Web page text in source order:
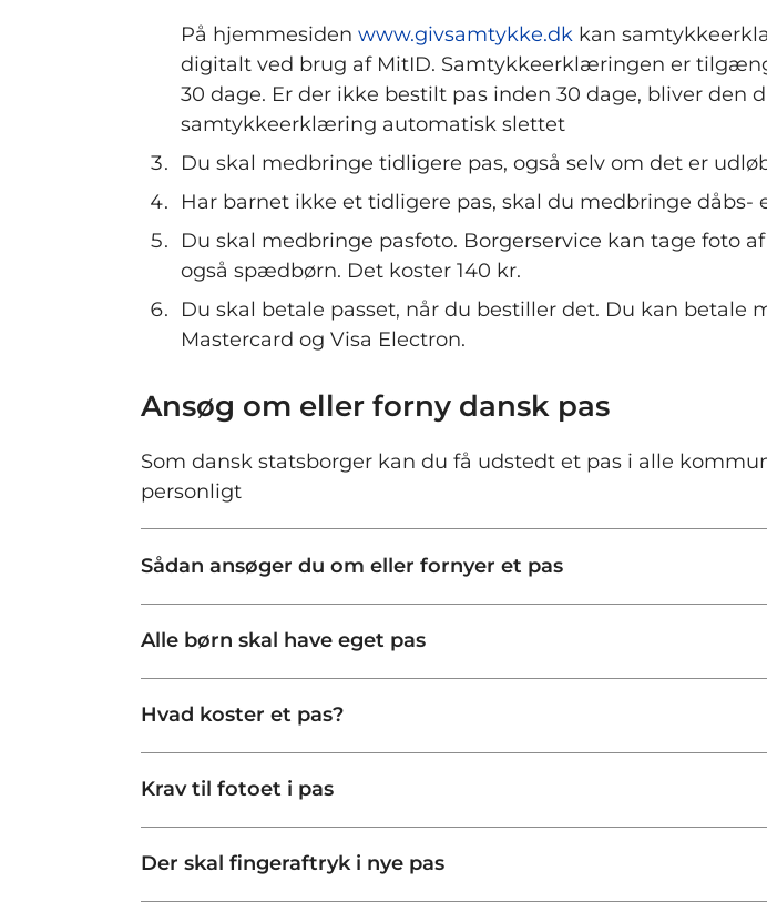
På hjemmesiden www.givsamtykke.dkkan
digitalt ved brug af MitID. Samtykkeerklæringen er
30 dage. Er der ikke bestilt pas inden 30 dage, bliver den
samtykkeerklæring automatisk slettet
Du skal medbringe tidligere pas, også selv om det er
Har barnet ikke et tidligere pas, skal du medbringe dåbs-
Du skal medbringe pasfoto. Borgerservice kan tage foto
også spædbørn. Det koster 140 kr.
Du skal betale passet, når du bestiller det. Du kan betale
Mastercard og Visa Electron.
Ansøg om eller forny dansk pas
Som dansk statsborger kan du få udstedt et pas i alle
personligt
Sådan ansøger du om eller fornyer et pas
Alle børn skal have eget pas
Hvad koster et pas?
Krav til fotoet i pas
Der skal fingeraftryk i nye pas